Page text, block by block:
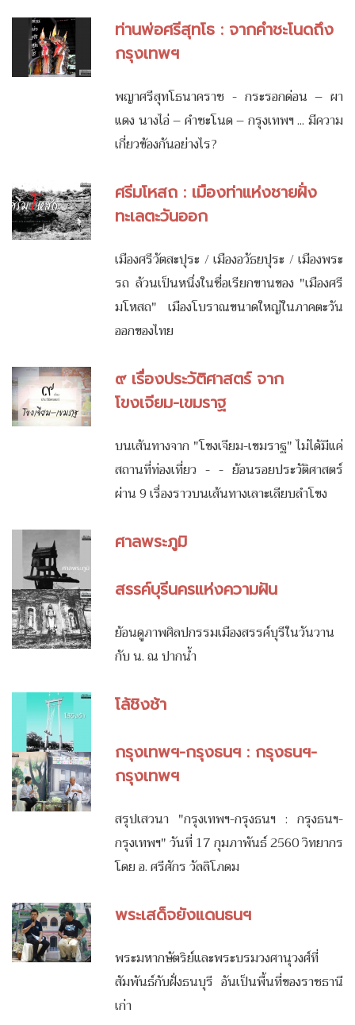
ท่านพ่อศรีสุทโธ : จากคำชะโนดถึง
กรุงเทพฯ
พญาศรีสุทโธนาคราช - กระรอกด่อน – ผา
แดง นางไอ่ – คำชะโนด – กรุงเทพฯ ... มีความ
เกี่ยวข้องกันอย่างไร?
ศรีมโหสถ : เมืองท่าแห่งชายฝั่ง
ทะเลตะวันออก
เมืองศรีวัตสะปุระ / เมืองอวัธยปุระ / เมืองพระ
รถ ล้วนเป็นหนึ่งในชื่อเรียกขานของ "เมืองศรี
มโหสถ" เมืองโบราณขนาดใหญ่ในภาคตะวัน
ออกของไทย
๙ เรื่องประวัติศาสตร์ จาก
โขงเจียม-เขมราฐ
บนเส้นทางจาก "โขงเจียม-เขมราฐ" ไม่ได้มีแค่
สถานที่ท่องเที่ยว - - ย้อนรอยประวัติศาสตร์
ผ่าน 9 เรื่องราวบนเส้นทางเลาะเลียบลำโขง
ศาลพระภูมิ
สรรค์บุรีนครแห่งความฝัน
ย้อนดูภาพศิลปกรรมเมืองสรรค์บุรีในวันวาน
กับ น. ณ ปากน้ำ
โล้ชิงช้า
กรุงเทพฯ-กรุงธนฯ : กรุงธนฯ-
กรุงเทพฯ
สรุปเสวนา "กรุงเทพฯ-กรุงธนฯ : กรุงธนฯ-
กรุงเทพฯ" วันที่ 17 กุมภาพันธ์ 2560 วิทยากร
โดย อ. ศรีศักร วัลลิโภดม
พระเสด็จยังแดนธนฯ
พระมหากษัตริย์และพระบรมวงศานุวงศ์ที่
สัมพันธ์กับฝั่งธนบุรี อันเป็นพื้นที่ของราชธานี
เก่า